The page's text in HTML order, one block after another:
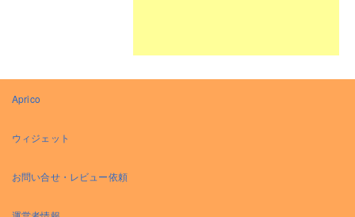
Aprico
ウィジェット
お問い合せ・レビュー依頼